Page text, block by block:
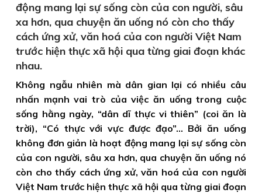
động mang lại sự sống còn của con người, sâu
xa hơn, qua chuyện ăn uống nó còn cho thấy
cách ứng xử, văn hoá của con người Việt Nam
trước hiện thực xã hội qua từng giai đoạn khác
nhau.
Không ngẫu nhiên mà dân gian lại có nhiều câu
nhấn mạnh vai trò của việc ăn uống trong cuộc
sống hằng ngày, “dân dĩ thực vi thiên” (coi ăn là
trời), “Có thực với vực được đạo”… Bởi ăn uống
không đơn giản là hoạt động mang lại sự sống còn
của con người, sâu xa hơn, qua chuyện ăn uống nó
còn cho thấy cách ứng xử, văn hoá của con người
Việt Nam trước hiện thực xã hội qua từng giai đoạn